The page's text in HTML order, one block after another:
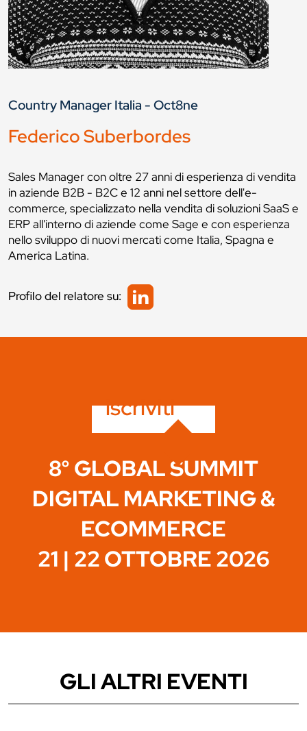
Country Manager Italia - Oct8ne
Federico Suberbordes
Sales Manager con oltre 27 anni di esperienza di vendita
in aziende B2B - B2C e 12 anni nel settore dell'e-
commerce, specializzato nella vendita di soluzioni SaaS e
ERP all'interno di aziende come Sage e con esperienza
nello sviluppo di nuovi mercati come Italia, Spagna e
America Latina.
Profilo del relatore su:
iscriviti
8° GLOBAL SUMMIT
DIGITAL MARKETING &
ECOMMERCE
21 | 22 OTTOBRE 2026
GLI ALTRI EVENTI